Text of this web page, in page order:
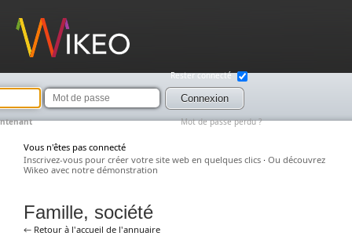
Rester connecté
Mot
de
passe
Connexion
Mot de passe perdu ?
Vous n'êtes pas connecté
Inscrivez-vous pour créer votre site web en quelques clics · Ou découvrez
Wikeo avec notre démonstration
Famille, société
← Retour à l'accueil de l'annuaire